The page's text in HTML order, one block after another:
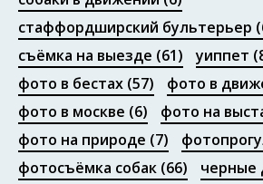
стаффордширский бультерьер
съёмка на выезде (61) уиппет
фото в бестах (57) фото в
фото в москве (6) фото на
фото на природе (7)
фотосъёмка собак (66) черные